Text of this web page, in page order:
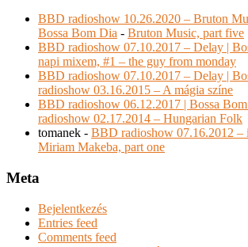
BBD radioshow 10.26.2020 – Bruton
Bossa Bom Dia - Bruton Music, part five
BBD radioshow 07.10.2017 – Delay |
napi mixem, #1 – the guy from monday
BBD radioshow 07.10.2017 – Delay |
radioshow 03.16.2015 – A mágia színe
BBD radioshow 06.12.2017 | Bossa
radioshow 02.17.2014 – Hungarian Folk
tomanek - BBD radioshow 07.16.2012 –
Miriam Makeba, part one
Meta
Bejelentkezés
Entries feed
Comments feed